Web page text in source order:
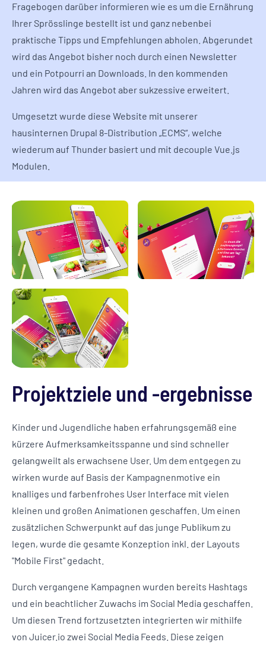
Fragebogen darüber informieren wie es um die Ernährung
Ihrer Sprösslinge bestellt ist und ganz nebenbei
praktische Tipps und Empfehlungen abholen. Abgerundet
wird das Angebot bisher noch durch einen Newsletter
und ein Potpourri an Downloads. In den kommenden
Jahren wird das Angebot aber sukzessive erweitert.
Umgesetzt wurde diese Website mit unserer
hausinternen Drupal 8-Distribution „ECMS“, welche
wiederum auf Thunder basiert und mit decouple Vue.js
Modulen.
Projektziele und -ergebnisse
Kinder und Jugendliche haben erfahrungsgemäß eine
kürzere Aufmerksamkeitsspanne und sind schneller
gelangweilt als erwachsene User. Um dem entgegen zu
wirken wurde auf Basis der Kampagnenmotive ein
knalliges und farbenfrohes User Interface mit vielen
kleinen und großen Animationen geschaffen. Um einen
zusätzlichen Schwerpunkt auf das junge Publikum zu
legen, wurde die gesamte Konzeption inkl. der Layouts
"Mobile First" gedacht.
Durch vergangene Kampagnen wurden bereits Hashtags
und ein beachtlicher Zuwachs im Social Media geschaffen.
Um diesen Trend fortzusetzten integrierten wir mithilfe
von Juicer.io zwei Social Media Feeds. Diese zeigen